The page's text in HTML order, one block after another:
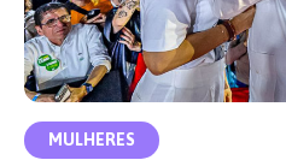
MULHERES